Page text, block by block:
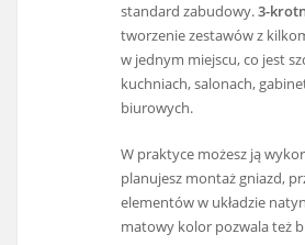
standard zabudowy.3-
tworzenie zestawów z
w jednym miejscu, co jest
kuchniach, salonach,
biurowych.
W praktyce możesz ją
planujesz montaż gniazd,
elementów w układzie
matowy kolor pozwala też